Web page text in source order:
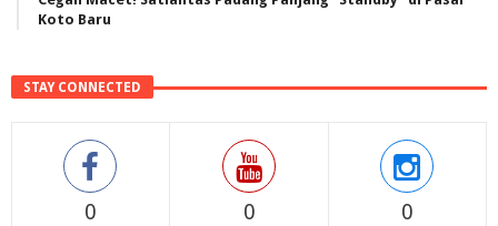
Koto Baru
STAY CONNECTED
0 0 0